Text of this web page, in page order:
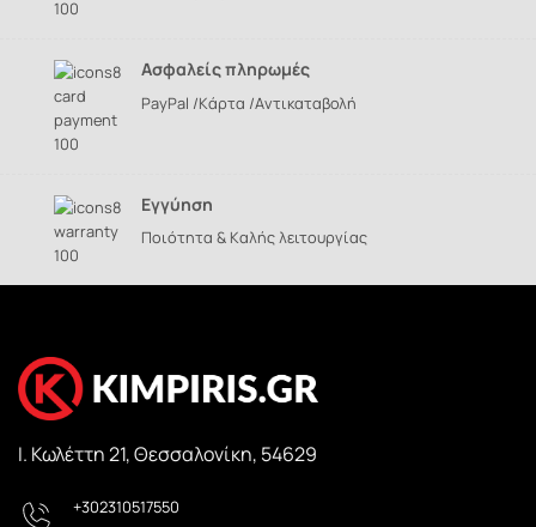
Ασφαλείς πληρωμές
PayPal /Kάρτα /Aντικαταβολή
Εγγύηση
Ποιότητα & Kαλής λειτουργίας
Ι. Κωλέττη 21, Θεσσαλονίκη, 54629
+302310517550